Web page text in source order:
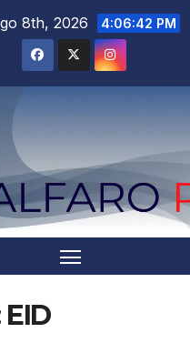
8th, 2026 4:06:43 PM
EID